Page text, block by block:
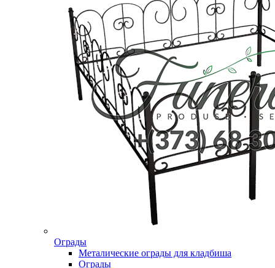
Ограды
Металические ограды для кладбиша
Ограды